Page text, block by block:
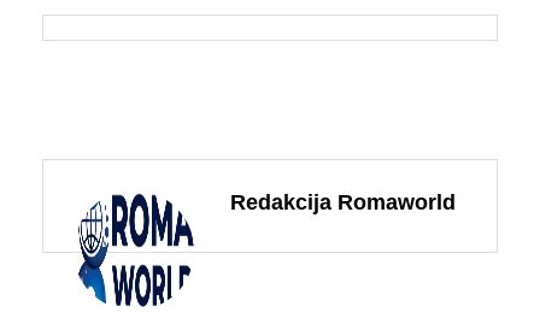
Redakcija Romaworld